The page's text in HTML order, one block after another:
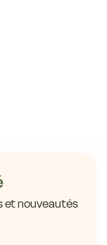
et nouveautés